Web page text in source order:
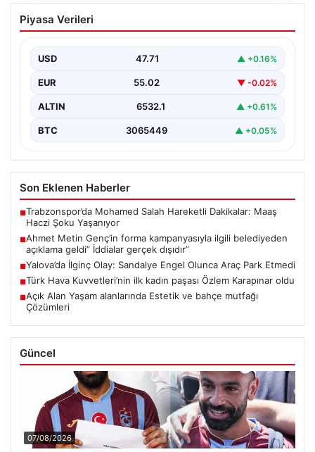
Ahmet Metin Genç’in forma
kampanyasıyla ilgili belediyeden
Piyasa Verileri
USD 47.71 ▲ +0.16%
EUR 55.02 ▼ -0.02%
ALTIN 6532.1 ▲ +0.61%
BTC 3065449 ▲ +0.05%
Son Eklenen Haberler
■Trabzonspor’da Mohamed Salah Hareketli Dakikalar: Maaş
Haczi Şoku Yaşanıyor
■Ahmet Metin Genç’in forma kampanyasıyla ilgili belediyeden
açıklama geldi” İddialar gerçek dışıdır”
■Yalova’da İlginç Olay: Sandalye Engel Olunca Araç Park Etmedi
■Türk Hava Kuvvetleri’nin ilk kadın paşası Özlem Karapınar oldu
■Açık Alan Yaşam alanlarında Estetik ve bahçe mutfağı
Çözümleri
Güncel
07/08/2026